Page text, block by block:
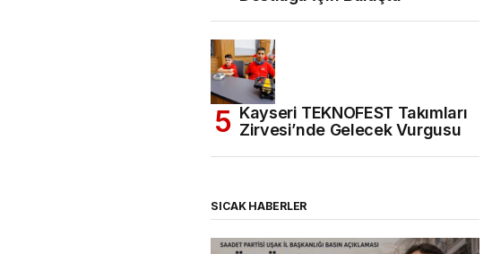
Kayseri TEKNOFEST Takımları
Zirvesi’nde Gelecek Vurgusu
SICAK HABERLER